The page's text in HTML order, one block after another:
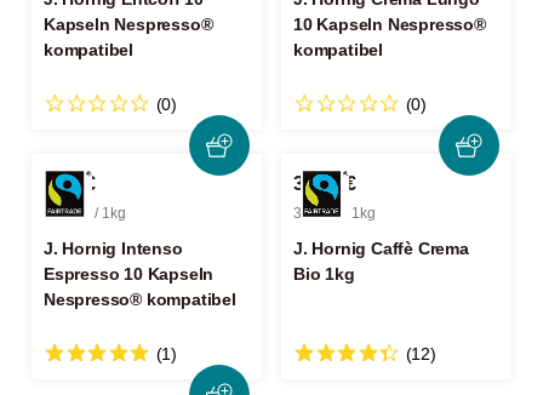
Kapseln Nespresso®
kompatibel
(0)
10 Kapseln Nespresso®
kompatibel
(0)
4,39 €
77,02 € / 1kg
J. Hornig Intenso
Espresso 10 Kapseln
Nespresso® kompatibel
(1)
30,99 €
30,99 € / 1kg
J. Hornig Caffè Crema
Bio 1kg
(12)